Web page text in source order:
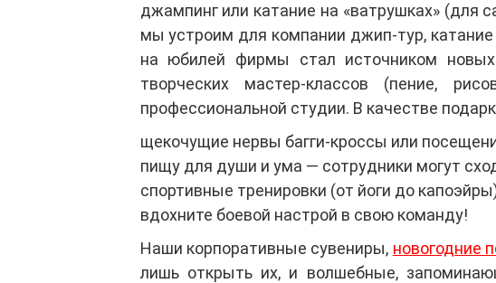
джампинг или катание на «ватрушках» (для
мы устроим для компании джип-тур, катание
на юбилей фирмы стал источником
творческих мастер-классов (пение,
профессиональной студии. В качестве
щекочущие нервы багги-кроссы или
пищу для души и ума — сотрудники могут
спортивные тренировки (от йоги до
вдохните боевой настрой в свою команду!
Наши корпоративные сувениры, новогодние
лишь открыть их, и волшебные,